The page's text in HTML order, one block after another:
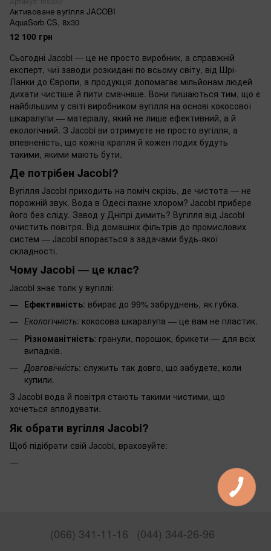
Активоване вугілля JACOBI
AquaSorb CS, 8x30
12 100 грн
Сьогодні Jacobi — це не просто виробник, а справжній
експерт, чиї заводи розкидані по всьому світу, від Шрі-
Ланки до Європи, а продукція допомагає мільйонам людей
дихати чистіше й пити смачніше. Вони пишаються тим, що є
найбільшим у світі виробником вугілля на основі кокосової
шкаралупи — матеріалу, який не лише ефективний, а й
екологічний. З Jacobi ви отримуєте не просто вугілля, а
впевненість, що кожна крапля й кожен подих будуть
такими, якими мають бути.
Де потрібен Jacobi?
Вугілля Jacobi приходить на поміч скрізь, де чистота — не
порожній звук. Вода в Одесі пахне хлором? Jacobi прибере
його без сліду. Завод у Дніпрі димить? Вугілля від Jacobi
очистить повітря. Від домашніх фільтрів до промислових
систем — Jacobi впорається з задачами будь-якої
складності.
Чому Jacobi — це клас?
Jacobi знає толк у вугіллі:
Ефективність: вбирає до 99% забруднень, як губка.
Екологічність: кокосова шкаралупа — це вам не пластик.
Різноманітність: гранули, порошок, брикети — для всіх
випадків.
Довговічність: служить так довго, що забудете, коли
купили.
З Jacobi вода й повітря стають такими чистими, що
хочеться аплодувати.
Як обрати вугілля Jacobi?
Щоб підібрати свій Jacobi, враховуйте:
(066) 341-11-16 (044) 344-26-96